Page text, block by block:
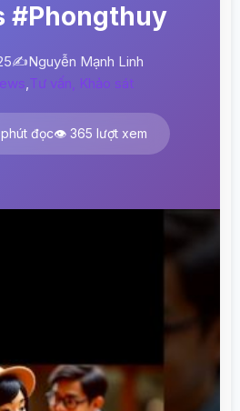
#Phongthuy
✍️Nguyễn Mạnh Linh
,Tư vấn, Khảo sát
đọc👁️ 365 lượt xem